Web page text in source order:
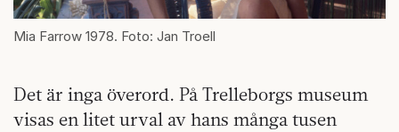
Mia Farrow 1978. Foto: Jan Troell
Det är inga överord. På Trelleborgs museum
visas en litet urval av hans många tusen